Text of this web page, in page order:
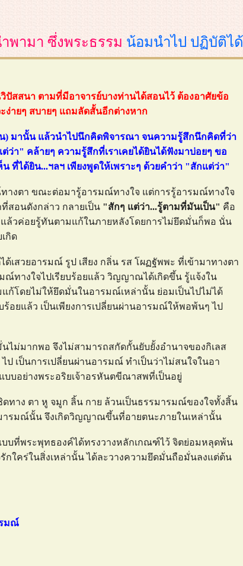
พามา ซึ่งพระธรรม น้อมนำไป ปฏิบัติได้
ปัสสนา ตามที่มีอาจารย์บางท่านได้สอนไว้ ต้องอาศัยข้อ
ายๆ สบายๆ แถมลัดสั้นอีกต่างหาก
) มานั้น แล้วนำไปนึกคิดพิจารณา จนความรู้สึกนึกคิดที่ว่า
" คล้ายๆ ความรู้สึกที่เราเคยได้ยินได้ฟังมาบ่อยๆ ขอ
ที่ได้ยิน...ฯลฯ เพียงพูดให้เพราะๆ ด้วยคำว่า "สักแต่ว่า"
างตา ขณะต่อมารู้อารมณ์ทางใจ แต่การรู้อารมณ์ทางใจ
สอนดังกล่าว กลายเป็น "สักๆ แต่ว่า...รู้ตามที่มันเป็น" คือ
วค่อยรู้ทันตามแก้ในภายหลังโดยการไม่ยึดมั่นก็พอ นั่น
กิด
เสวยอารมณ์ รูป เสียง กลิ่น รส โผฏฐัพพะ ที่เข้ามาทางตา
ทางใจไปเรียบร้อยแล้ว วิญญาณได้เกิดขึ้น รู้แจ้งใน
โดยไม่ให้ยึดมั่นในอารมณ์เหล่านั้น ย่อมเป็นไปไม่ได้
ร้อยแล้ว เป็นเพียงการเปลี่ยนผ่านอารมณ์ให้พอพ้นๆ ไป
ม่มากพอ จึงไม่สามารถสกัดกั้นยับยั้งอำนาจของกิเลส
ไป เป็นการเปลี่ยนผ่านอารมณ์ ทำเป็นว่าไม่สนใจในอา
บบอย่างพระอริยเจ้าอรหันตขีณาสพที่เป็นอยู่
ดทาง ตา หู จมูก ลิ้น กาย ล้วนเป็นธรรมารมณ์ของใจทั้งสิ้น
มารมณ์นั้น จึงเกิดวิญญาณขึ้นที่อายตนะภายในเหล่านั้น
บที่พระพุทธองค์ได้ทรงวางหลักเกณฑ์ไว้ จิตย่อมหลุดพ้น
ใคร่ในสิ่งเหล่านั้น ได้ละวางความยึดมั่นถือมั่นลงแต่ต้น
รมณ์